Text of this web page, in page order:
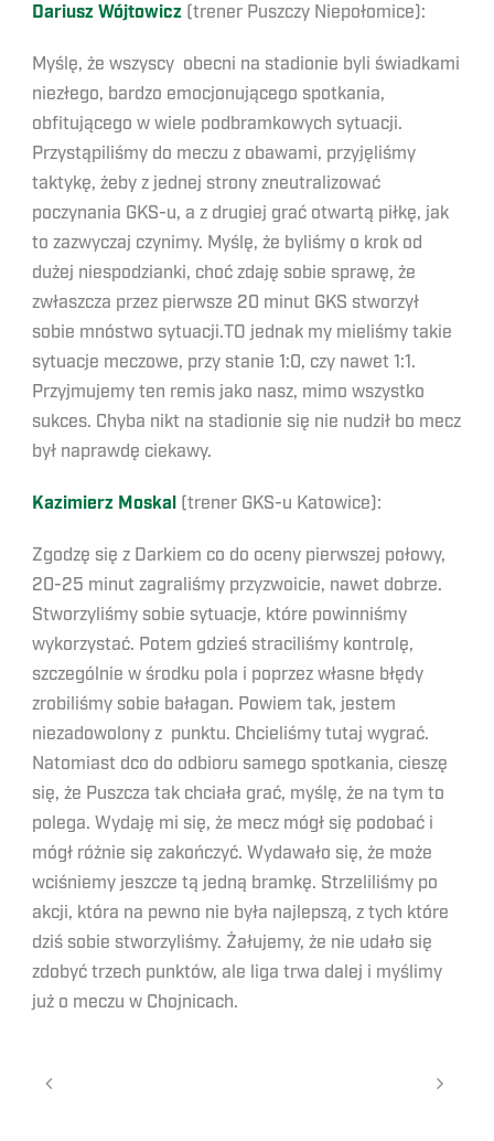
Dariusz Wójtowicz (trener Puszczy Niepołomice):
Myślę, że wszyscy obecni na stadionie byli świadkami
niezłego, bardzo emocjonującego spotkania,
obfitującego w wiele podbramkowych sytuacji.
Przystąpiliśmy do meczu z obawami, przyjęliśmy
taktykę, żeby z jednej strony zneutralizować
poczynania GKS-u, a z drugiej grać otwartą piłkę, jak
to zazwyczaj czynimy. Myślę, że byliśmy o krok od
dużej niespodzianki, choć zdaję sobie sprawę, że
zwłaszcza przez pierwsze 20 minut GKS stworzył
sobie mnóstwo sytuacji.TO jednak my mieliśmy takie
sytuacje meczowe, przy stanie 1:0, czy nawet 1:1.
Przyjmujemy ten remis jako nasz, mimo wszystko
sukces. Chyba nikt na stadionie się nie nudził bo mecz
był naprawdę ciekawy.
Kazimierz Moskal (trener GKS-u Katowice):
Zgodzę się z Darkiem co do oceny pierwszej połowy,
20-25 minut zagraliśmy przyzwoicie, nawet dobrze.
Stworzyliśmy sobie sytuacje, które powinniśmy
wykorzystać. Potem gdzieś straciliśmy kontrolę,
szczególnie w środku pola i poprzez własne błędy
zrobiliśmy sobie bałagan. Powiem tak, jestem
niezadowolony z punktu. Chcieliśmy tutaj wygrać.
Natomiast dco do odbioru samego spotkania, cieszę
się, że Puszcza tak chciała grać, myślę, że na tym to
polega. Wydaję mi się, że mecz mógł się podobać i
mógł różnie się zakończyć. Wydawało się, że może
wciśniemy jeszcze tą jedną bramkę. Strzeliliśmy po
akcji, która na pewno nie była najlepszą, z tych które
dziś sobie stworzyliśmy. Żałujemy, że nie udało się
zdobyć trzech punktów, ale liga trwa dalej i myślimy
już o meczu w Chojnicach.